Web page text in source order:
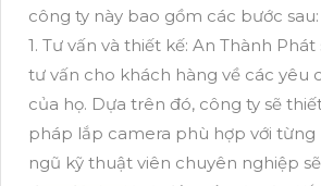
công ty này bao gồm các bước sau:
1. Tư vấn và thiết kế: An Thành
tư vấn cho khách hàng về các yêu
của họ. Dựa trên đó, công ty sẽ
pháp lắp camera phù hợp với từng
ngũ kỹ thuật viên chuyên nghiệp